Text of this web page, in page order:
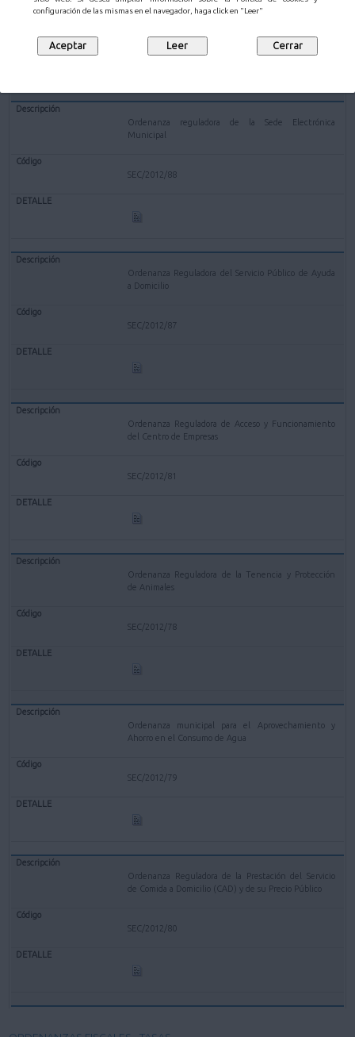
configuración de las mismas en el navegador, haga click en "Leer"
Ordenanza reguladora de la Sede Electrónica
Municipal
SEC/2012/88
Ordenanza Reguladora del Servicio Público de Ayuda
a Domicilio
SEC/2012/87
Ordenanza Reguladora de Acceso y Funcionamiento
del Centro de Empresas
SEC/2012/81
Ordenanza Reguladora de la Tenencia y Protección
de Animales
SEC/2012/78
Ordenanza municipal para el Aprovechamiento y
Ahorro en el Consumo de Agua
SEC/2012/79
Ordenanza Reguladora de la Prestación del Servicio
de Comida a Domicilio (CAD) y de su Precio Público
SEC/2012/80